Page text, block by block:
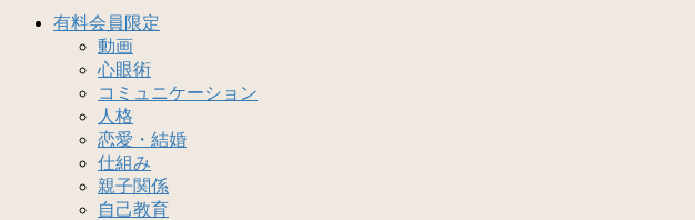
有料会員限定
動画
心眼術
コミュニケーション
人格
恋愛・結婚
仕組み
親子関係
自己教育